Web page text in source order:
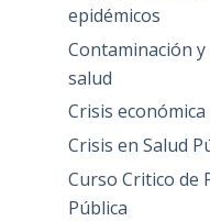
epidémicos
Contaminación
salud
Crisis económica
Crisis en Salud
Curso Critico de
Pública